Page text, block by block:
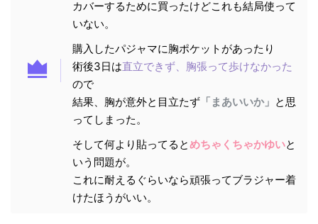
カバーするために買ったけどこれも結局使って
いない。
購入したパジャマに胸ポケットがあったり
術後3日は直立できず、胸張って歩けなかった
ので
結果、胸が意外と目立たず 「まあいいか」 と思
ってしまった。
そして何より貼ってるとめちゃくちゃかゆいと
いう問題が。
これに耐えるぐらいなら頑張ってブラジャー着
けたほうがいい。